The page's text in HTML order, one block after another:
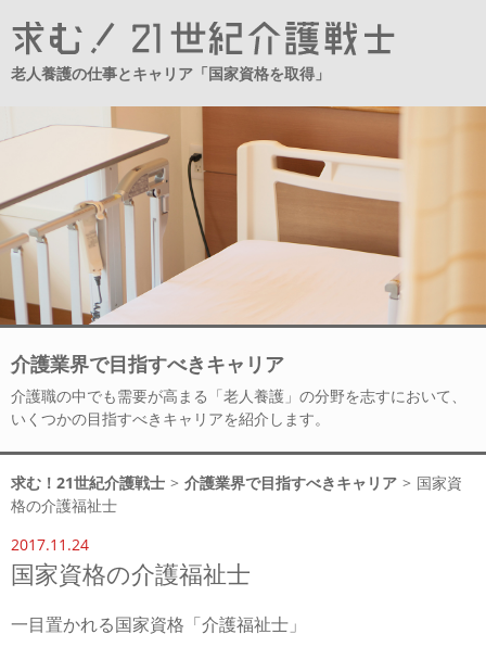
老人養護の仕事とキャリア「国家資格を取得」
介護業界で目指すべきキャリア
介護職の中でも需要が高まる「老人養護」の分野を志すにおいて、
いくつかの目指すべきキャリアを紹介します。
求む！21世紀介護戦士 > 介護業界で目指すべきキャリア > 国家資
格の介護福祉士
2017.11.24
国家資格の介護福祉士
一目置かれる国家資格「介護福祉士」